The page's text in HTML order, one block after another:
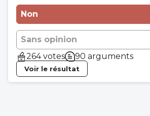
Non
Sans opinion
264 votes
90 arguments
Voir le résultat